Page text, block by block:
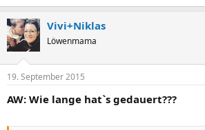
Vivi+Niklas
Löwenmama
19. September 2015
AW: Wie lange hat`s gedauert???